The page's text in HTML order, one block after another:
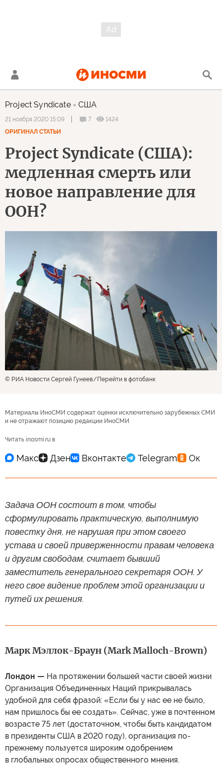
Project Syndicate США
21 ноября 2020 15:09 7
1424
ОРИГИНАЛ СТАТЬИ
Project Syndicate (США):
медленная смерть или
новое направление для
ООН?
© РИА Новости Сергей Гунеев Перейти в фотобанк
Материалы ИноСМИ содержат оценки исключительно зарубежных СМИ
и не отражают позицию редакции ИноСМИ
Читать inosmi.ru в
Задача ООН состоит в том, чтобы
сформулировать практическую, выполнимую
повестку дня, не нарушая при этом своего
устава и своей приверженности правам человека
и другим свободам, считает бывший
заместитель генерального секретаря ООН. У
него свое видение проблем этой организации и
путей их решения.
Марк Мэллок-Браун (Mark Malloch-Brown)
Лондон — На протяжении большей части своей жизни
Организация Объединенных Наций прикрывалась
удобной для себя фразой: «Если бы у нас ее не было,
нам пришлось бы ее создать». Сейчас, уже в почтенном
возрасте 75 лет (достаточном, чтобы быть кандидатом
в президенты США в 2020 году), организация по-
прежнему пользуется широким одобрением
в глобальных опросах общественного мнения.